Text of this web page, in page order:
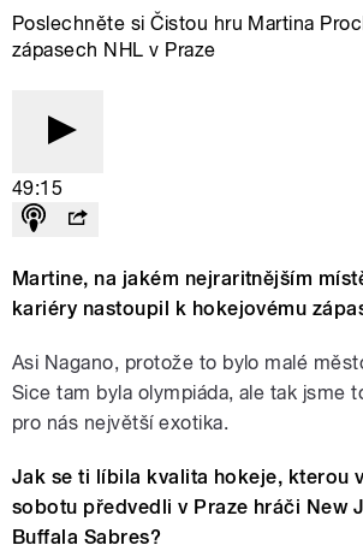
Poslechněte si Čistou hru Martina
zápasech NHL v Praze
49:15
Martine, na jakém nejraritnějším
kariéry nastoupil k hokejovému
Asi Nagano, protože to bylo malé
Sice tam byla olympiáda, ale tak jsme
pro nás největší exotika.
Jak se ti líbila kvalita hokeje, kterou
sobotu předvedli v Praze hráči New
Buffala Sabres?